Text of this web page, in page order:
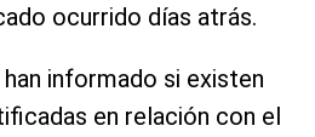
ocurrido días atrás.
informado si existen
en relación con el